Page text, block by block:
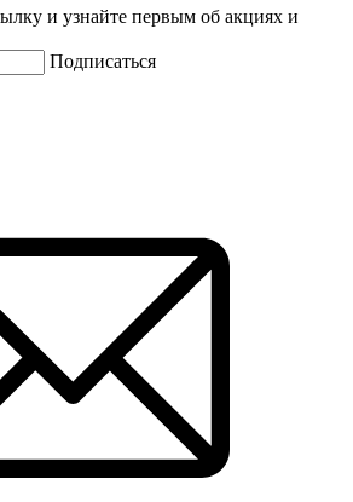
и узнайте первым об акциях и
Подписаться